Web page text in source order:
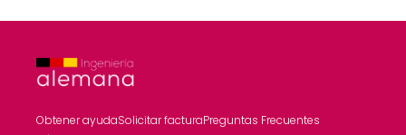
Obtener ayudaSolicitar facturaPreguntas Frecuentes